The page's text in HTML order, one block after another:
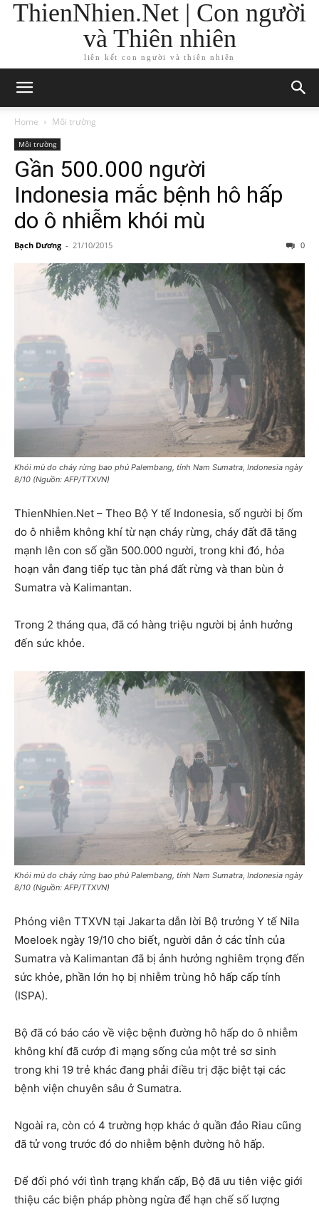
ThienNhien.Net | Con người
và Thiên nhiên
liên kết con người và thiên nhiên
Home Môi trường
Môi trường
Gần 500.000 người
Indonesia mắc bệnh hô hấp
do ô nhiễm khói mù
Bạch Dương - 21/10/2015 0
Khói mù do cháy rừng bao phủ Palembang, tỉnh Nam Sumatra, Indonesia ngày
8/10 (Nguồn: AFP/TTXVN)
ThienNhien.Net – Theo Bộ Y tế Indonesia, số người bị ốm
do ô nhiễm không khí từ nạn cháy rừng, cháy đất đã tăng
mạnh lên con số gần 500.000 người, trong khi đó, hỏa
hoạn vẫn đang tiếp tục tàn phá đất rừng và than bùn ở
Sumatra và Kalimantan.
Trong 2 tháng qua, đã có hàng triệu người bị ảnh hưởng
đến sức khỏe.
Khói mù do cháy rừng bao phủ Palembang, tỉnh Nam Sumatra, Indonesia ngày
8/10 (Nguồn: AFP/TTXVN)
Phóng viên TTXVN tại Jakarta dẫn lời Bộ trưởng Y tế Nila
Moeloek ngày 19/10 cho biết, người dân ở các tỉnh của
Sumatra và Kalimantan đã bị ảnh hưởng nghiêm trọng đến
sức khỏe, phần lớn họ bị nhiễm trùng hô hấp cấp tính
(ISPA).
Bộ đã có báo cáo về việc bệnh đường hô hấp do ô nhiễm
không khí đã cướp đi mạng sống của một trẻ sơ sinh
trong khi 19 trẻ khác đang phải điều trị đặc biệt tại các
bệnh viện chuyên sâu ở Sumatra.
Ngoài ra, còn có 4 trường hợp khác ở quần đảo Riau cũng
đã tử vong trước đó do nhiễm bệnh đường hô hấp.
Để đối phó với tình trạng khẩn cấp, Bộ đã ưu tiên việc giới
thiệu các biện pháp phòng ngừa để hạn chế số lượng